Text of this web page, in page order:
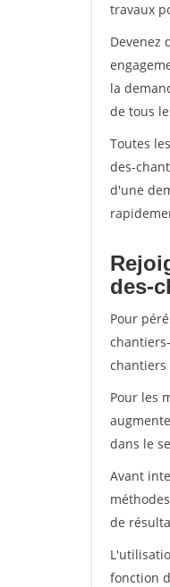
travaux
Devenez
la
de tous
Toutes
des-
d'une
des-
Pour
Pour les
dans le
Avant
de
fonction